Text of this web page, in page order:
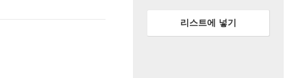
리스트에 넣기